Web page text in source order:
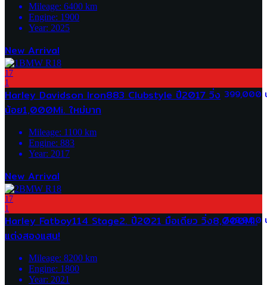
Mileage: 6400 km
Engine: 1900
Year: 2025
New Arrival
17
1
399,000
Harley Davidson Iron883 Clubstyle ปี2017 วิ่ง
น้อย1,000Mi. ใหม่มาก
Mileage: 1100 km
Engine: 883
Year: 2017
New Arrival
17
1
749,000
Harley Fatboy114 Stage2. ปี2021 มือเดียว วิ่ง8,000Mi.
แต่งสองแสน!
Mileage: 8200 km
Engine: 1800
Year: 2021